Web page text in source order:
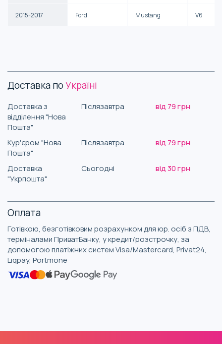
2015-2017 Ford Mustang V6
Доставка поУкраїні
Доставка з
відділення "Нова
Пошта"
Післязавтра від 79 грн
Кур'єром "Нова
Пошта"
Післязавтра від 79 грн
Доставка
"Укрпошта"
Сьогодні від 30 грн
Оплата
Готівкою, безготівковим розрахунком для юр. осіб з ПДВ,
терміналами ПриватБанку, у кредит/розстрочку, за
допомогою платіжних систем Visa/Mastercard, Privat24,
Liqpay, Portmone